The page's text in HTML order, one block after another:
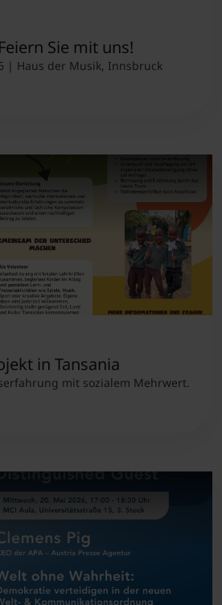
Sie mit uns!
| Haus der Musik, Innsbruck
in Tansania
mit sozialem Mehrwert.